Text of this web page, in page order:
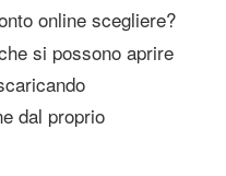
online scegliere?
si possono aprire
dal proprio